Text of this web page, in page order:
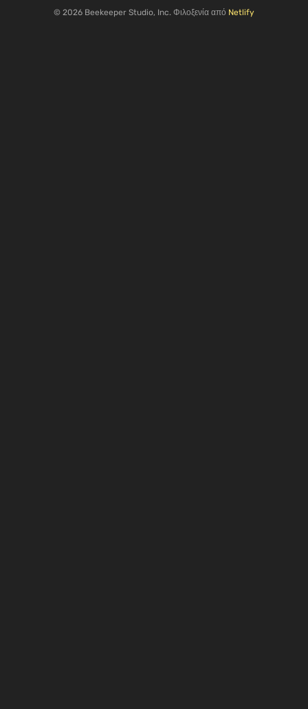
© 2026 Beekeeper Studio, Inc. Φιλοξενία από Netlify